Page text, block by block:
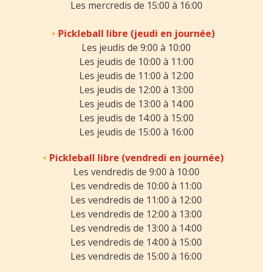
Les mercredis de 15:00 à 16:00
Pickleball libre (jeudi en journée)
Les jeudis de 9:00 à 10:00
Les jeudis de 10:00 à 11:00
Les jeudis de 11:00 à 12:00
Les jeudis de 12:00 à 13:00
Les jeudis de 13:00 à 14:00
Les jeudis de 14:00 à 15:00
Les jeudis de 15:00 à 16:00
Pickleball libre (vendredi en journée)
Les vendredis de 9:00 à 10:00
Les vendredis de 10:00 à 11:00
Les vendredis de 11:00 à 12:00
Les vendredis de 12:00 à 13:00
Les vendredis de 13:00 à 14:00
Les vendredis de 14:00 à 15:00
Les vendredis de 15:00 à 16:00